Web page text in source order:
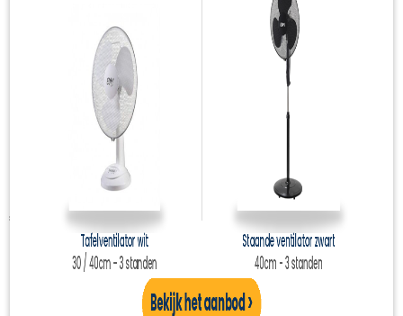
Deltafix Dubbelzijdig
buiten tape 19mmx150cm
€ 3,60 (inclusief btw 21%)
Niet op voorraad